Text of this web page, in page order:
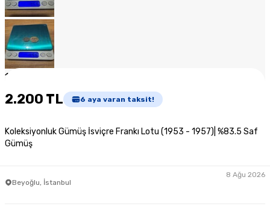
1
2.200 TL 6 aya varan taksit!
Koleksiyonluk Gümüş İsviçre Frankı Lotu (1953 - 1957)| %83.5 Saf
Gümüş
Beyoğlu, İstanbul
8 Ağu 2026